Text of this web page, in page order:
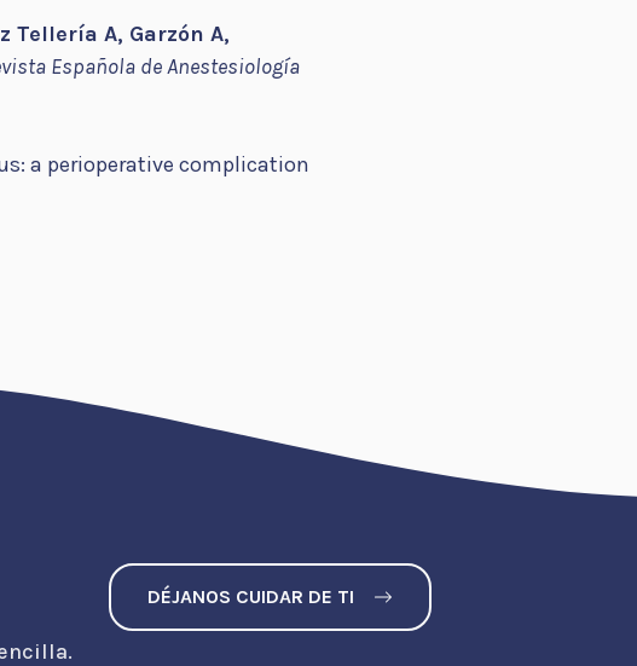
A, Garzón A,
Española de Anestesiología
a perioperative complication
DÉJANOS CUIDAR DE TI